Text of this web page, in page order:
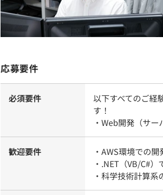
応募要件
必須要件
以下すべてのご経
す！
・Web開発（サ
歓迎要件
・AWS環境での
・.NET（VB/C#
・科学技術計算